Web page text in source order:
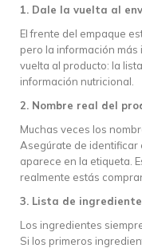
1. Dale la vuelta al
El frente del empaque
pero la información
vuelta al producto: la
información nutricional.
2. Nombre real del
Muchas veces los
Asegúrate de identificar
aparece en la etiqueta.
realmente estás
3. Lista de
Los ingredientes
Si los primeros